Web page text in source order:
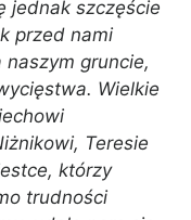
jednak szczęście
przed nami
gruncie,
Wielkie
Teresie
którzy
trudności